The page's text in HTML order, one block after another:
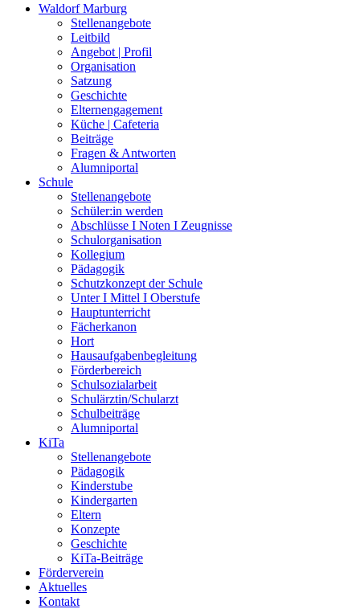
Waldorf Marburg
Stellenangebote
Leitbild
Angebot | Profil
Organisation
Satzung
Geschichte
Elternengagement
Küche | Cafeteria
Beiträge
Fragen & Antworten
Alumniportal
Schule
Stellenangebote
Schüler:in werden
Abschlüsse I Noten I Zeugnisse
Schulorganisation
Kollegium
Pädagogik
Schutzkonzept der Schule
Unter I Mittel I Oberstufe
Hauptunterricht
Fächerkanon
Hort
Hausaufgabenbegleitung
Förderbereich
Schulsozialarbeit
Schulärztin/Schularzt
Schulbeiträge
Alumniportal
KiTa
Stellenangebote
Pädagogik
Kinderstube
Kindergarten
Eltern
Konzepte
Geschichte
KiTa-Beiträge
Förderverein
Aktuelles
Kontakt